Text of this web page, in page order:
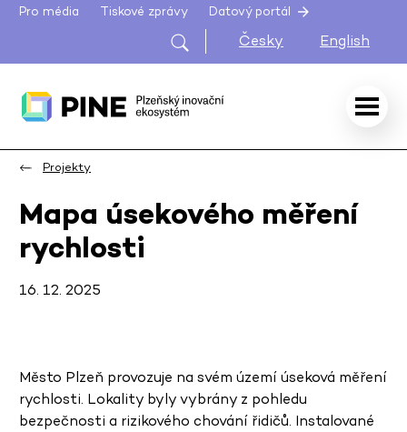
Pro média Tiskové zprávy Datový portál
Česky English
Projekty
Mapa úsekového měření
rychlosti
16. 12. 2025
Město Plzeň provozuje na svém území úseková měření
rychlosti. Lokality byly vybrány z pohledu
bezpečnosti a rizikového chování řidičů. Instalované